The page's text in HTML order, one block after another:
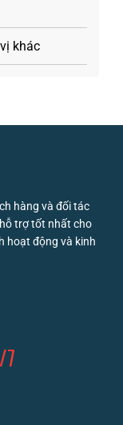
khác
hàng và đối tác
trợ tốt nhất cho
hoạt động và kinh